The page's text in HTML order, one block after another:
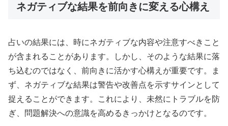
ネガティブな結果を前向きに変える心構え
占いの結果には、時にネガティブな内容や注意すべきこと
が含まれることがあります。しかし、そのような結果に落
ち込むのではなく、前向きに活かす心構えが重要です。ま
ず、ネガティブな結果は警告や改善点を示すサインとして
捉えることができます。これにより、未然にトラブルを防
ぎ、問題解決への意識を高めるきっかけとなるのです。